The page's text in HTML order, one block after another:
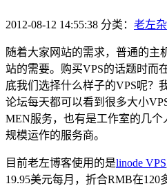
2012-08-12 14:55:38 分类： 老左
随着大家网站的需求，普通的主
站的需要。购买VPS的话题时而
底我们选择什么样子的VPS呢？
论坛每天都可以看到很多大小
MEN服务，也有是工作室的几个
规模运作的服务商。
目前老左博客使用的是linode VPS
19.95美元每月，折合RMB在